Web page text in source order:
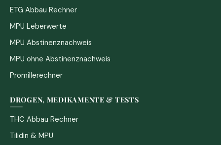
ETG Abbau Rechner
MPU Leberwerte
MPU Abstinenznachweis
MPU ohne Abstinenznachweis
Promillerechner
DROGEN, MEDIKAMENTE & TESTS
THC Abbau Rechner
Tilidin & MPU